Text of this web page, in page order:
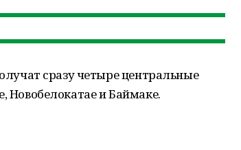
сразу четыре центральные
и Баймаке.